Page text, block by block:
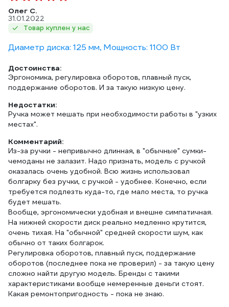
Олег С.
31.01.2022
Товар куплен у нас
Диаметр диска: 125 мм, Мощность: 1100 Вт
Достоинства:
Эргономика, регулировка оборотов, плавный пуск,
поддержание оборотов. И за такую низкую цену.
Недостатки:
Ручка может мешать при необходимости работы в "узких
местах".
Комментарий:
Из-за ручки - непривычно длинная, в "обычные" сумки-
чемоданы не залазит. Надо признать, модель с ручкой
оказалась очень удобной. Всю жизнь использовал
болгарку без ручки, с ручкой - удобнее. Конечно, если
требуется подлезть куда-то, где мало места, то ручка
будет мешать.
Вообще, эргономически удобная и внешне симпатичная.
На нижней скорости диск реально медленно крутится,
очень тихая. На "обычной" средней скорости шум, как
обычно от таких болгарок.
Регулировка оборотов, плавный пуск, поддержание
оборотов (последнее пока не проверил) - за такую цену
сложно найти другую модель. Бренды с такими
характеристиками вообще немеренные деньги стоят.
Какая ремонтопригодность - пока не знаю.